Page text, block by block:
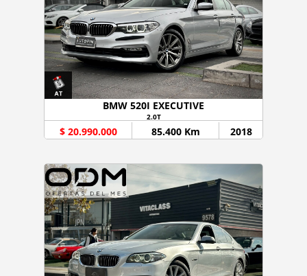
BMW 520I EXECUTIVE
2.0T
$ 20.990.000 85.400 Km 2018